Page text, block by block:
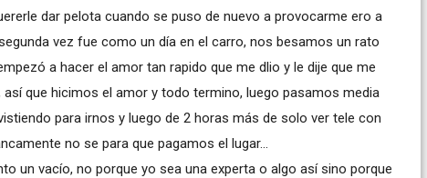
dar pelota cuando se puso de nuevo a provocarme ero a
vez fue como un día en el carro, nos besamos un rato
a hacer el amor tan rapido que me dlio y le dije que me
que hicimos el amor y todo termino, luego pasamos media
para irnos y luego de 2 horas más de solo ver tele con
no se para que pagamos el lugar...
un vacío, no porque yo sea una experta o algo así sino porque